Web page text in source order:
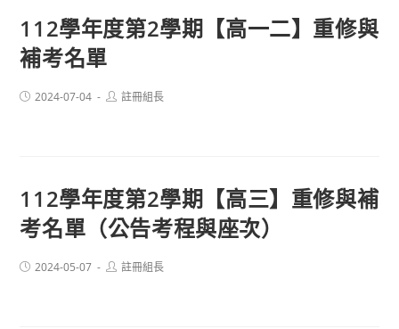
112學年度第2學期【高一二】重修與
補考名單
Post2024-07-04
Post註冊組長
112學年度第2學期【高三】重修與補
考名單（公告考程與座次）
Post2024-05-07
Post註冊組長